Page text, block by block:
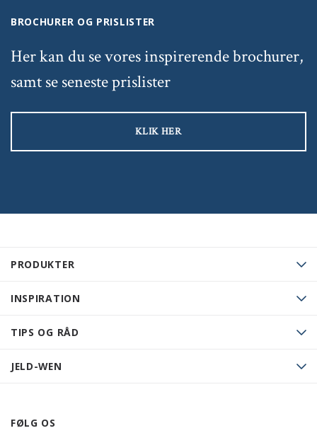
PRODUKTER
INSPIRATION
TIPS OG RÅD
JELD-WEN
FØLG OS
BROCHURER OG PRISLISTER
Her kan du se vores inspirerende brochurer,
samt se seneste prislister
KLIK HER